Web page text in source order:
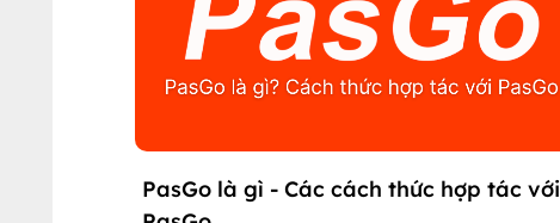
PasGo là gì - Các cách thức hợp tác với